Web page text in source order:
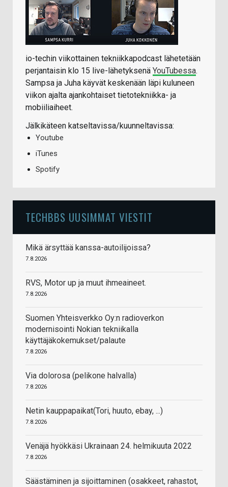
io-techin viikottainen tekniikkapodcast lähetetään
perjantaisin klo 15 live-lähetyksenä YouTubessa.
Sampsa ja Juha käyvät keskenään läpi kuluneen
viikon ajalta ajankohtaiset tietotekniikka- ja
mobiiliaiheet.
Jälkikäteen katseltavissa/kuunneltavissa:
Youtube
iTunes
Spotify
TECHBBS UUSIMMAT VIESTIT
Mikä ärsyttää kanssa-autoilijoissa?
7.8.2026
RVS, Motor up ja muut ihmeaineet.
7.8.2026
Suomen Yhteisverkko Oy:n radioverkon
modernisointi Nokian tekniikalla
käyttäjäkokemukset/palaute
7.8.2026
Via dolorosa (pelikone halvalla)
7.8.2026
Netin kauppapaikat(Tori, huuto, ebay, ...)
7.8.2026
Venäjä hyökkäsi Ukrainaan 24. helmikuuta 2022
7.8.2026
Säästäminen ja sijoittaminen (osakkeet, rahastot,